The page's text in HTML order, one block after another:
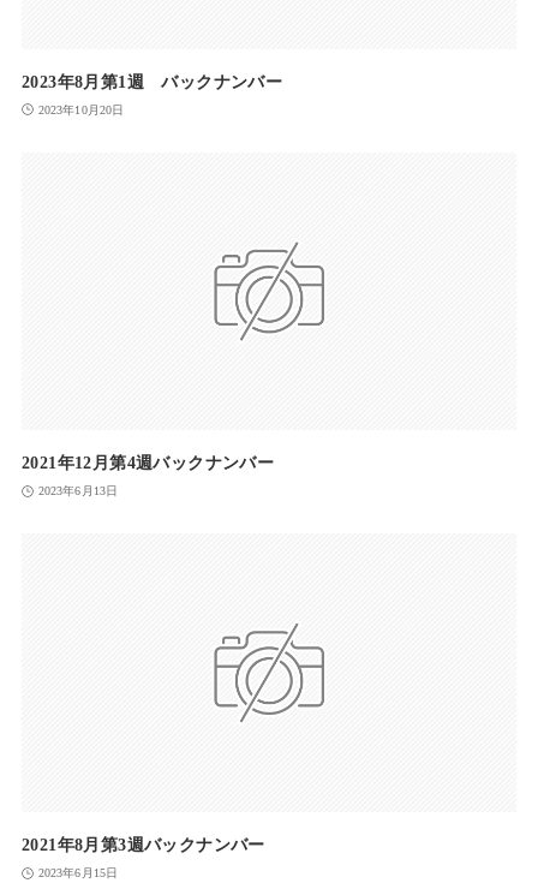
2023年8月第1週 バックナンバー
2023年10月20日
2021年12月第4週バックナンバー
2023年6月13日
2021年8月第3週バックナンバー
2023年6月15日